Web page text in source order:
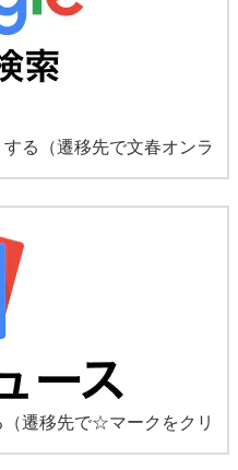
る
（遷移先で文春オンラ
（遷移先で☆マークをクリ